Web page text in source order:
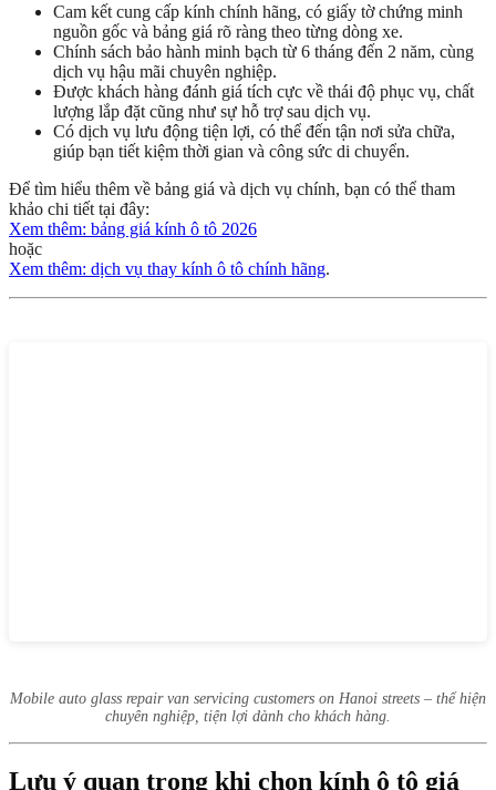
Cam kết cung cấp kính chính hãng, có giấy tờ chứng minh
nguồn gốc và bảng giá rõ ràng theo từng dòng xe.
Chính sách bảo hành minh bạch từ 6 tháng đến 2 năm, cùng
dịch vụ hậu mãi chuyên nghiệp.
Được khách hàng đánh giá tích cực về thái độ phục vụ, chất
lượng lắp đặt cũng như sự hỗ trợ sau dịch vụ.
Có dịch vụ lưu động tiện lợi, có thể đến tận nơi sửa chữa,
giúp bạn tiết kiệm thời gian và công sức di chuyển.
Để tìm hiểu thêm về bảng giá và dịch vụ chính, bạn có thể tham
khảo chi tiết tại đây:
Xem thêm: bảng giá kính ô tô 2026
hoặc
Xem thêm: dịch vụ thay kính ô tô chính hãng.
Mobile auto glass repair van servicing customers on Hanoi streets – thể hiện
chuyên nghiệp, tiện lợi dành cho khách hàng.
Lưu ý quan trọng khi chọn kính ô tô giá